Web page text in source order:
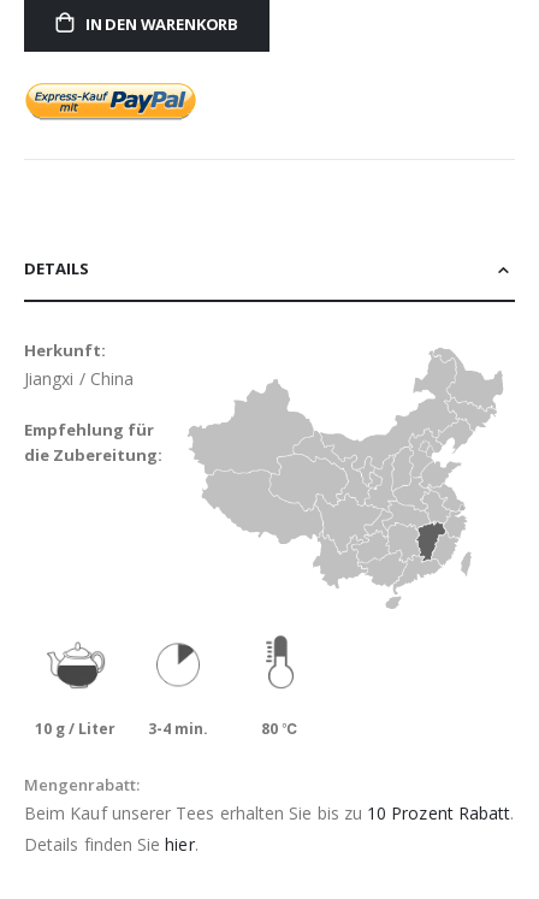
IN DEN WARENKORB
DETAILS
Herkunft:
Jiangxi / China
Empfehlung für
die Zubereitung:
10 g / Liter 3-4 min. 80 ℃
Mengenrabatt:
Beim Kauf unserer Tees erhalten Sie bis zu 10 Prozent Rabatt.
Details finden Siehier.